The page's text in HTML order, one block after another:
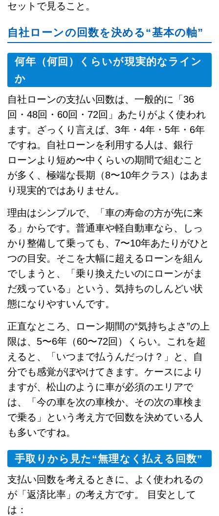
セットで見ること。
自社ローンの回数を決める“基本の軸”
何年（何回）くらいが現実的なライン
か
自社ローンの支払い回数は、一般的に「36
回・48回・60回・72回」あたりがよく使われ
ます。ざっくり言えば、3年・4年・5年・6年
ですね。自社ローンを利用する人は、銀行
ローンより短め〜中くらいの期間で組むこと
が多く、極端な長期（8〜10年クラス）はあま
り現実的ではありません。
理由はシンプルで、「車の寿命の方が先に来
る」からです。普通車や軽自動車なら、しっ
かり整備して乗っても、7〜10年あたりがひと
つの目安。そこを大幅に超えるローンを組ん
でしまうと、「乗り換えたいのにローンがま
だ残っている」という、気持ちのしんどい状
態になりやすいんです。
正直なところ、ローン期間の“気持ちよさ”の上
限は、5〜6年（60〜72回）くらい。これを超
えると、「いつまで払うんだっけ？」と、自
分でも感覚がぼやけてきます。ケースにより
ますが、松山のように車が必須のエリアで
は、「今の車を次の車検か、その次の車検ま
で乗る」という考え方で回数を決めている人
も多いですね。
手取りから見た“無理なく払える回数”
支払い回数を考えるときに、よく使われるの
が「返済比率」の考え方です。 目安として
は：